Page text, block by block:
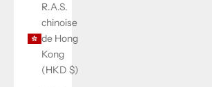
R.A.S.
chinoise
de Hong
Kong
(HKD $)